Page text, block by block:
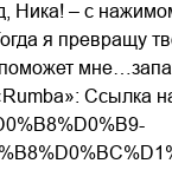
Ника! – с
я превращу
Ссылка